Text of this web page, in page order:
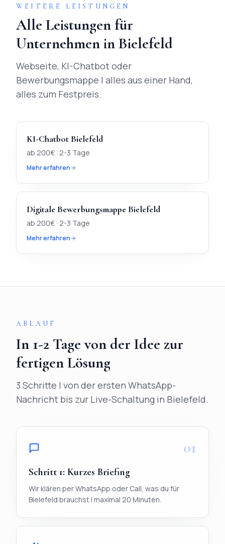
WEITERE LEISTUNGEN
Alle Leistungen für
Unternehmen inBielefeld
Webseite, KI-Chatbot oder
Bewerbungsmappe | alles aus einer Hand,
alles zum Festpreis.
KI-Chatbot Bielefeld
ab 200€ · 2-3 Tage
Mehr erfahren
Digitale Bewerbungsmappe Bielefeld
ab 200€ · 2-3 Tage
Mehr erfahren
ABLAUF
In 1-2 Tagevon der Idee zur
fertigen Lösung
3 Schritte | von der ersten WhatsApp-
Nachricht bis zur Live-Schaltung in Bielefeld.
01
Schritt 1: Kurzes Briefing
Wir klären per WhatsApp oder Call, was du für
Bielefeld brauchst | maximal 20 Minuten.